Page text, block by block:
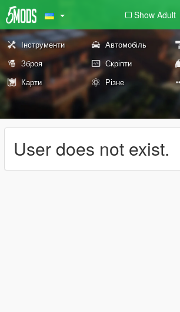
Show Adult
Інструменти Автомобіль
Зброя
Скріпти
Карти
Різне
User does not exist.